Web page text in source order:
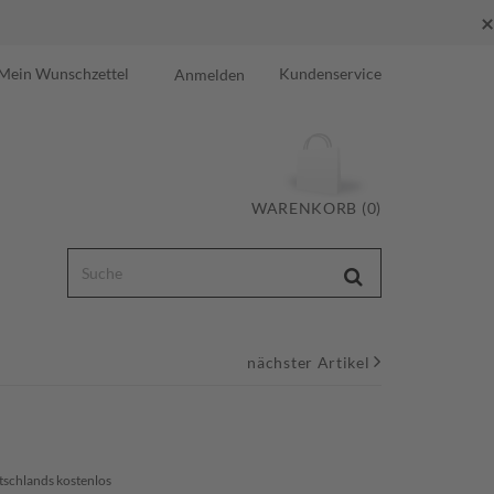
×
Wunschzettel Anmelden Kundenservice
WARENKORB (0)
nächster Artikel
kostenlos